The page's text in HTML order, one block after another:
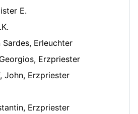
E.
Erleuchter
Erzpriester
John, Erzpriester
Erzpriester